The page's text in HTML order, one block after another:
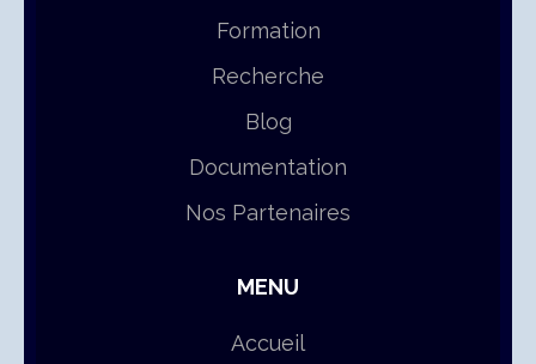
Formation
Recherche
Blog
Documentation
Nos Partenaires
MENU
Accueil